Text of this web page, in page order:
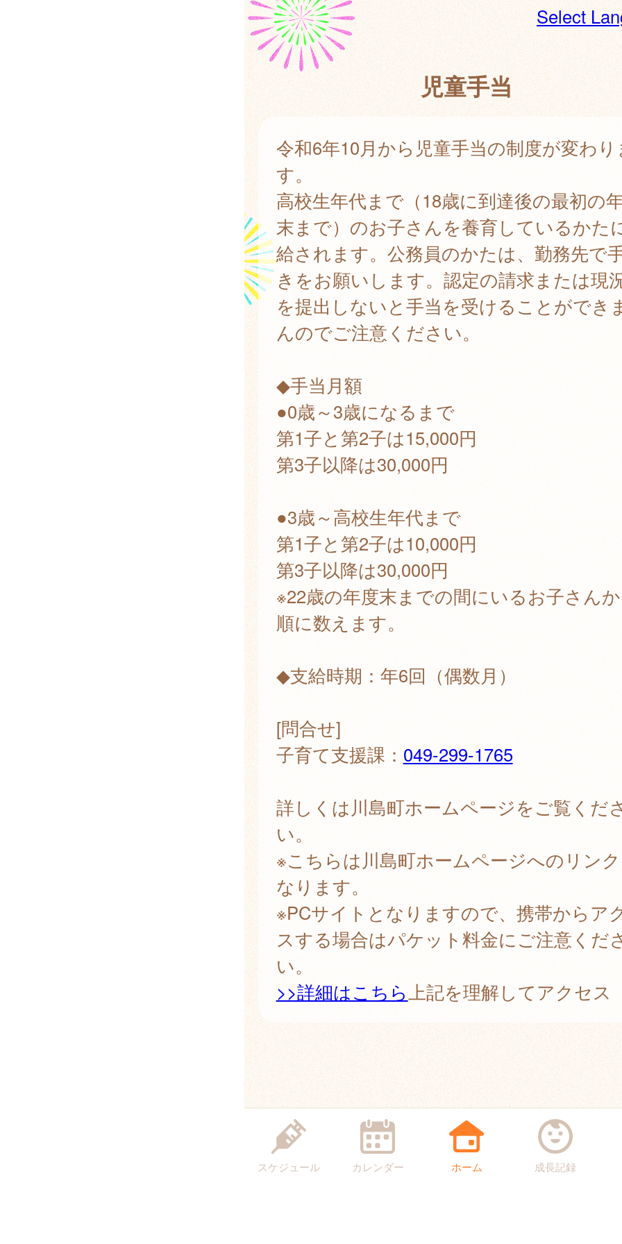
Select
児童手当
令和6年10月から児童手当の制度が変わり
す。
高校生年代まで（18歳に到達後の最初の
末まで）のお子さんを養育しているかた
給されます。公務員のかたは、勤務先で
きをお願いします。認定の請求または現
を提出しないと手当を受けることができ
んのでご注意ください。
◆手当月額
●0歳～3歳になるまで
第1子と第2子は15,000円
第3子以降は30,000円
●3歳～高校生年代まで
第1子と第2子は10,000円
第3子以降は30,000円
※22歳の年度末までの間にいるお子さん
順に数えます。
◆支給時期：年6回（偶数月）
[問合せ]
子育て支援課： 049-299-1765
詳しくは川島町ホームページをご覧くだ
い。
※こちらは川島町ホームページへのリン
なります。
※PCサイトとなりますので、携帯からア
スする場合はパケット料金にご注意くだ
い。
>>詳細はこちら上記を理解してアクセス
スケジュール カレンダー ホーム 成長記録